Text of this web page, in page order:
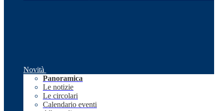
Novità
Panoramica
Le notizie
Le circolari
Calendario eventi